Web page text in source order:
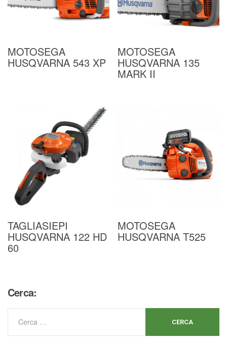
MOTOSEGA
HUSQVARNA 543 XP
MOTOSEGA
HUSQVARNA 135
MARK II
TAGLIASIEPI
HUSQVARNA 122 HD
60
MOTOSEGA
HUSQVARNA T525
Cerca: